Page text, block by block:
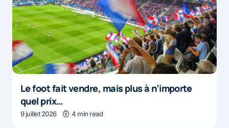
Le foot fait vendre, mais plus à n’importe
quel prix…
9 juillet 2026 4 min read